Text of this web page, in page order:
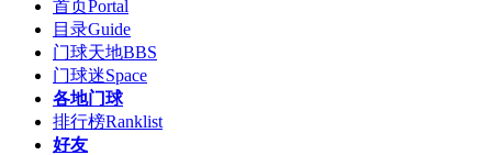
首页Portal
目录Guide
门球天地BBS
门球迷Space
各地门球
排行榜Ranklist
好友